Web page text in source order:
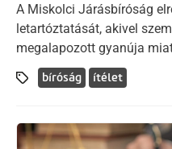
A Miskolci Járásbíróság
letartóztatását, akivel
megalapozott gyanúja
bíróság ítélet